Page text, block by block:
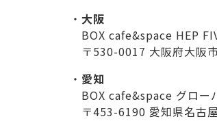
大阪
BOX cafe&space HEP
〒530-0017 大阪府大阪
愛知
BOX cafe&space グロー
〒453-6190 愛知県名古